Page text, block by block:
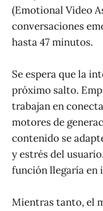
(Emotional Video
conversaciones
hasta 47 minutos.
Se espera que la
próximo salto.
trabajan en
motores de
contenido se
y estrés del
función llegaría en
Mientras tanto, el